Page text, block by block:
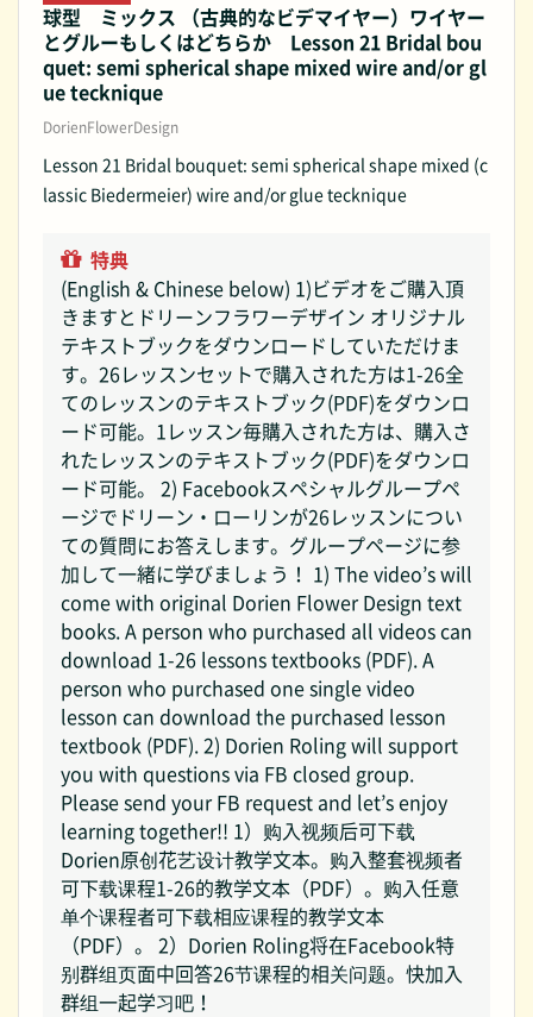
球型 ミックス （古典的なビデマイヤー）ワイヤー
とグルーもしくはどちらか Lesson 21 Bridal bou
quet: semi spherical shape mixed wire and/or gl
ue tecknique
DorienFlowerDesign
Lesson 21 Bridal bouquet: semi spherical shape mixed (c
lassic Biedermeier) wire and/or glue tecknique
特典
(English & Chinese below) 1)ビデオをご購入頂
きますとドリーンフラワーデザイン オリジナル
テキストブックをダウンロードしていただけま
す。26レッスンセットで購入された方は1-26全
てのレッスンのテキストブック(PDF)をダウンロ
ード可能。1レッスン毎購入された方は、購入さ
れたレッスンのテキストブック(PDF)をダウンロ
ード可能。 2) Facebookスペシャルグループペ
ージでドリーン・ローリンが26レッスンについ
ての質問にお答えします。グループページに参
加して一緒に学びましょう！ 1) The video’s will
come with original Dorien Flower Design text
books. A person who purchased all videos can
download 1-26 lessons textbooks (PDF). A
person who purchased one single video
lesson can download the purchased lesson
textbook (PDF). 2) Dorien Roling will support
you with questions via FB closed group.
Please send your FB request and let’s enjoy
learning together!! 1）购入视频后可下载
Dorien原创花艺设计教学文本。购入整套视频者
可下载课程1-26的教学文本（PDF）。购入任意
单个课程者可下载相应课程的教学文本
（PDF）。 2）Dorien Roling将在Facebook特
别群组页面中回答26节课程的相关问题。快加入
群组一起学习吧！